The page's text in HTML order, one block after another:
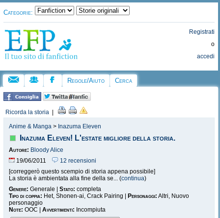
Categorie:
Registrati
o
accedi
Regole/Aiuto Cerca
Ricorda la storia
Anime & Manga > Inazuma Eleven
Inazuma Eleven! L'estate migliore della storia.
Autore: Bloody Alice
19/06/2011
12 recensioni
[correggerò questo scempio di storia appena possibile]
La storia è ambientata alla fine della se... (continua)
Genere: Generale | Stato: completa
Tipo di coppia: Het, Shonen-ai, Crack Pairing | Personaggi: Altri, Nuovo
personaggio
Note: OOC | Avvertimenti: Incompiuta